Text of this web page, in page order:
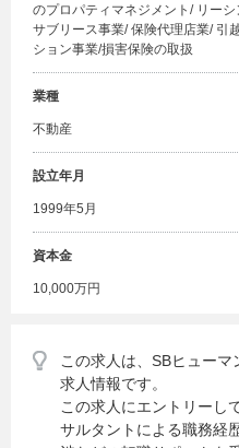
のプロパティマネジメント/ リー
サブリース事業/ 保険代理店業/ 引
ション事業/損害保険の取扱
業種
不動産
設立年月
1999年5月
資本金
10,000万円
この求人は、SBヒューマ
求人情報です。
この求人にエントリーし
サルタントによる職務経